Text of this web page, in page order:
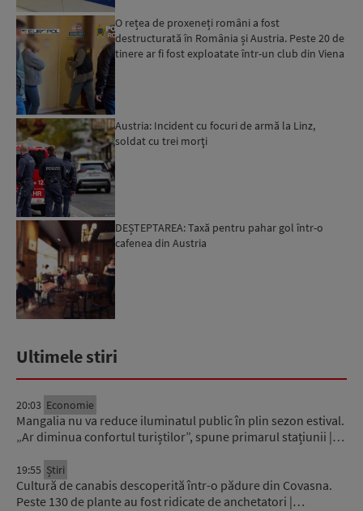
O rețea de proxeneți români a fost
destructurată în România și Austria. Peste 20 de
tinere ar fi fost exploatate într-un club din Viena
Austria: Incident cu focuri de armă la Linz,
soldat cu trei morţi
DEȘTEPTAREA: Taxă pentru pahar gol într-o
cafenea din Austria
Ultimele stiri
20:03 Economie
Mangalia nu va reduce iluminatul public în plin sezon estival.
„Ar diminua confortul turiștilor”, spune primarul stațiunii |…
19:55 Știri
Cultură de canabis descoperită într-o pădure din Covasna.
Peste 130 de plante au fost ridicate de anchetatori |…